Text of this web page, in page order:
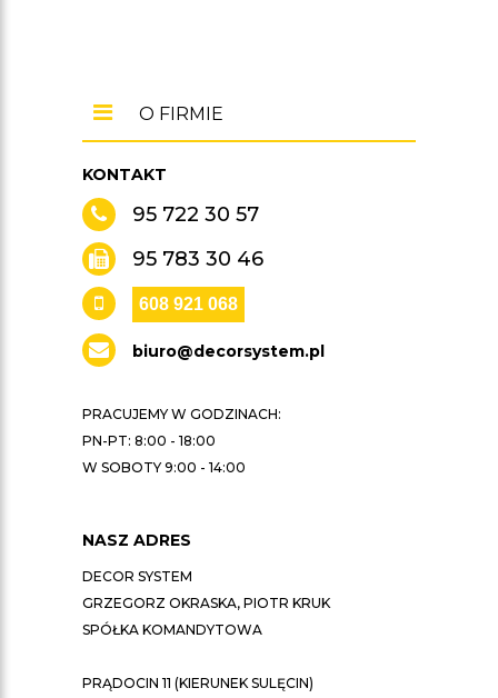
KONTAKT
95 722 30 57
95 783 30 46
608 921 068
biuro@decorsystem.pl
PRACUJEMY W GODZINACH:
PN-PT: 8:00 - 18:00
W SOBOTY 9:00 - 14:00
NASZ ADRES
DECOR SYSTEM
GRZEGORZ OKRASKA, PIOTR KRUK
SPÓŁKA KOMANDYTOWA
PRĄDOCIN 11 (KIERUNEK SULĘCIN)
O FIRMIE